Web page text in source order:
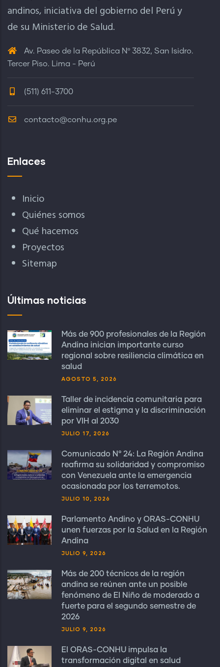
andinos, iniciativa del gobierno del Perú y
de su Ministerio de Salud.
Av. Paseo de la República Nº 3832, San Isidro.
Tercer Piso. Lima - Perú
(511) 611-3700
contacto@conhu.org.pe
Enlaces
Inicio
Quiénes somos
Qué hacemos
Proyectos
Sitemap
Últimas noticias
Más de 900 profesionales de la Región
Andina inician importante curso
regional sobre resiliencia climática en
salud
AGOSTO 5, 2026
Taller de incidencia comunitaria para
eliminar el estigma y la discriminación
por VIH al 2030
JULIO 17, 2026
Comunicado N° 24: La Región Andina
reafirma su solidaridad y compromiso
con Venezuela ante la emergencia
ocasionada por los terremotos.
JULIO 10, 2026
Parlamento Andino y ORAS-CONHU
unen fuerzas por la Salud en la Región
Andina
JULIO 9, 2026
Más de 200 técnicos de la región
andina se reúnen ante un posible
fenómeno de El Niño de moderado a
fuerte para el segundo semestre de
2026
JULIO 9, 2026
El ORAS-CONHU impulsa la
transformación digital en salud